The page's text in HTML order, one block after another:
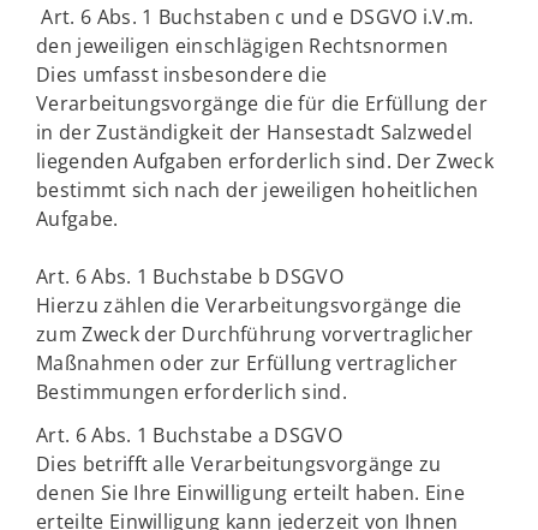
Art. 6 Abs. 1 Buchstaben c und e DSGVO i.V.m.
den jeweiligen einschlägigen Rechtsnormen
Dies umfasst insbesondere die
Verarbeitungsvorgänge die für die Erfüllung der
in der Zuständigkeit der Hansestadt Salzwedel
liegenden Aufgaben erforderlich sind. Der Zweck
bestimmt sich nach der jeweiligen hoheitlichen
Aufgabe.
Art. 6 Abs. 1 Buchstabe b DSGVO
Hierzu zählen die Verarbeitungsvorgänge die
zum Zweck der Durchführung vorvertraglicher
Maßnahmen oder zur Erfüllung vertraglicher
Bestimmungen erforderlich sind.
Art. 6 Abs. 1 Buchstabe a DSGVO
Dies betrifft alle Verarbeitungsvorgänge zu
denen Sie Ihre Einwilligung erteilt haben. Eine
erteilte Einwilligung kann jederzeit von Ihnen